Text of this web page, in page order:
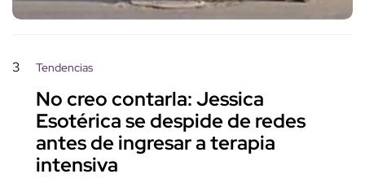
3 Tendencias
No creo contarla: Jessica
Esotérica se despide de redes
antes de ingresar a terapia
intensiva